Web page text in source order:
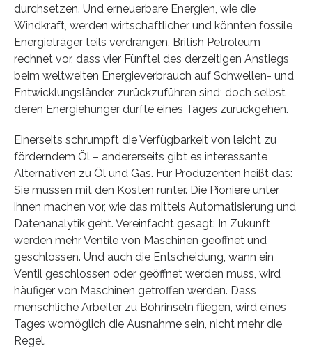
durchsetzen. Und erneuerbare Energien, wie die
Windkraft, werden wirtschaftlicher und könnten fossile
Energieträger teils verdrängen. British Petroleum
rechnet vor, dass vier Fünftel des derzeitigen Anstiegs
beim weltweiten Energieverbrauch auf Schwellen- und
Entwicklungsländer zurückzuführen sind; doch selbst
deren Energiehunger dürfte eines Tages zurückgehen.
Einerseits schrumpft die Verfügbarkeit von leicht zu
förderndem Öl – andererseits gibt es interessante
Alternativen zu Öl und Gas. Für Produzenten heißt das:
Sie müssen mit den Kosten runter. Die Pioniere unter
ihnen machen vor, wie das mittels Automatisierung und
Datenanalytik geht. Vereinfacht gesagt: In Zukunft
werden mehr Ventile von Maschinen geöffnet und
geschlossen. Und auch die Entscheidung, wann ein
Ventil geschlossen oder geöffnet werden muss, wird
häufiger von Maschinen getroffen werden. Dass
menschliche Arbeiter zu Bohrinseln fliegen, wird eines
Tages womöglich die Ausnahme sein, nicht mehr die
Regel.